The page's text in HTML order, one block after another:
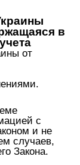
в
от
с
и не
случаев,
Закона.